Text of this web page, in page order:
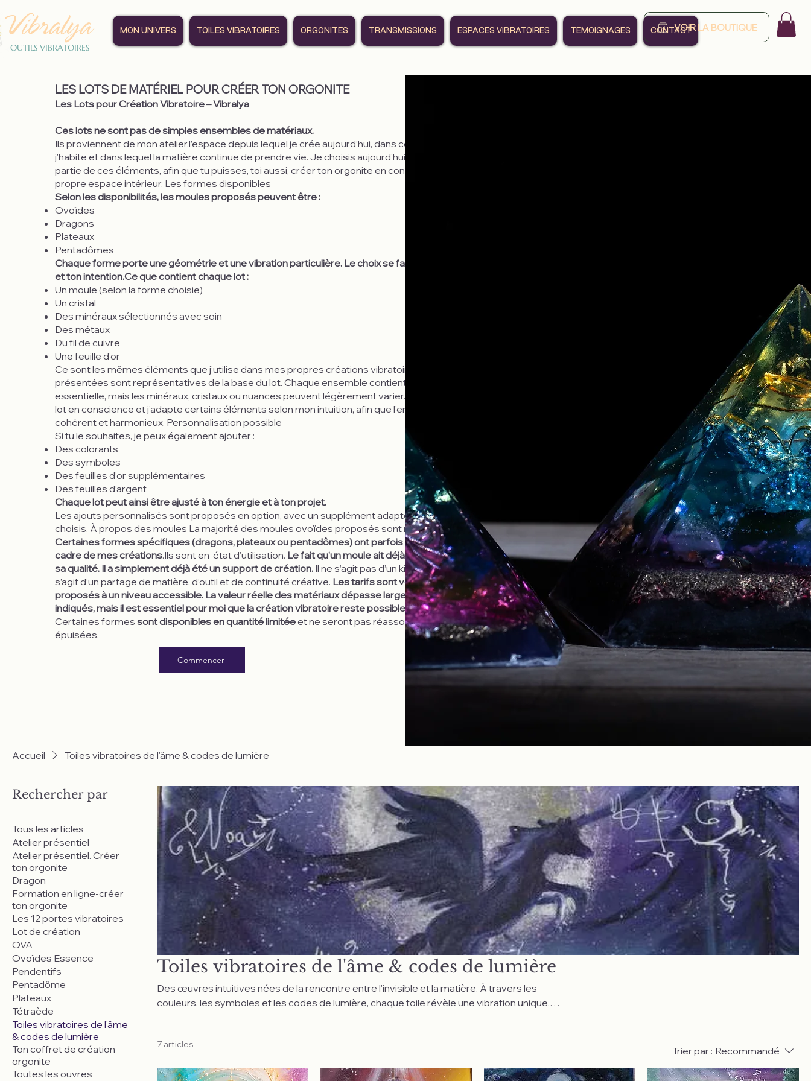
VOIR LA BOUTIQUE
Vibralya
OUTILS VIBRATOIRES
MON UNIVERS TOILES VIBRATOIRES ORGONITES TRANSMISSIONS ESPACES VIBRATOIRES TEMOIGNAGES CONTACT
LES LOTS DE MATÉRIEL POUR CRÉER TON ORGONITE
Les Lots pour Création Vibratoire – Vibralya
Ces lots ne sont pas de simples ensembles de matériaux.
Ils proviennent de mon atelier,l’espace depuis lequel je crée aujourd’hui, dans ce nouveau lieu que
j’habite et dans lequel la matière continue de prendre vie. Je choisis aujourd’hui de transmettre une
partie de ces éléments, afin que tu puisses, toi aussi, créer ton orgonite en conscience, depuis ton
propre espace intérieur. Les formes disponibles
Selon les disponibilités, les moules proposés peuvent être :
Ovoïdes
Dragons
Plateaux
Pentadômes
Chaque forme porte une géométrie et une vibration particulière. Le choix se fait selon ton ressenti
et ton intention.Ce que contient chaque lot :
Un moule (selon la forme choisie)
Un cristal
Des minéraux sélectionnés avec soin
Des métaux
Du fil de cuivre
Une feuille d’or
Ce sont les mêmes éléments que j’utilise dans mes propres créations vibratoires. Les photos
présentées sont représentatives de la base du lot. Chaque ensemble contient la même structure
essentielle, mais les minéraux, cristaux ou nuances peuvent légèrement varier. Je prépare chaque
lot en conscience et j’adapte certains éléments selon mon intuition, afin que l’ensemble reste
cohérent et harmonieux. Personnalisation possible
Si tu le souhaites, je peux également ajouter :
Des colorants
Des symboles
Des feuilles d’or supplémentaires
Des feuilles d’argent
Chaque lot peut ainsi être ajusté à ton énergie et à ton projet.
Les ajouts personnalisés sont proposés en option, avec un supplément adapté aux éléments
choisis. À propos des moules La majorité des moules ovoïdes proposés sont neufs.
Certaines formes spécifiques (dragons, plateaux ou pentadômes) ont parfois déjà servi dans le
cadre de mes créations.Ils sont en état d’utilisation. Le fait qu’un moule ait déjà servi n’altère en rien
sa qualité. Il a simplement déjà été un support de création.Il ne s’agit pas d’un kit standardisé. Il
s’agit d’un partage de matière, d’outil et de continuité créative. Les tarifs sont volontairement
proposés à un niveau accessible. La valeur réelle des matériaux dépasse largement les montants
indiqués, mais il est essentiel pour moi que la création vibratoire reste possible pour chacun.
Certaines formes sont disponibles en quantité limitéeet ne seront pas réassorties une fois
épuisées.
Commencer
Accueil Toiles vibratoires de l'âme & codes de lumière
Rechercher par
Tous les articles
Atelier présentiel
Atelier présentiel. Créer
ton orgonite
Dragon
Formation en ligne-créer
ton orgonite
Les 12 portes vibratoires
Lot de création
OVA
Ovoïdes Essence
Pendentifs
Pentadôme
Plateaux
Tétraède
Toiles vibratoires de l'âme
& codes de lumière
Ton coffret de création
orgonite
Toutes les ouvres
Toiles vibratoires de l'âme & codes de lumière
Des œuvres intuitives nées de la rencontre entre l'invisible et la matière. À travers les
couleurs, les symboles et les codes de lumière, chaque toile révèle une vibration unique,
7 articles
Trier par : Recommandé